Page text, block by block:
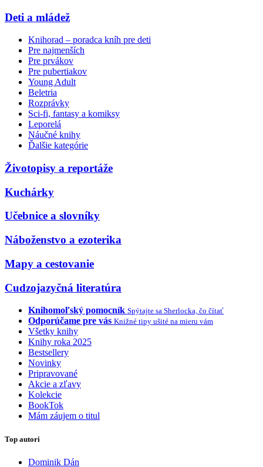
Deti a mládež
Knihorad – poradca kníh pre deti
Pre najmenších
Pre prvákov
Pre pubertiakov
Young Adult
Beletria
Rozprávky
Sci-fi, fantasy a komiksy
Leporelá
Náučné knihy
Ďalšie kategórie
Životopisy a reportáže
Kuchárky
Učebnice a slovníky
Náboženstvo a ezoterika
Mapy a cestovanie
Cudzojazyčná literatúra
Knihomoľský pomocník Spýtajte sa Sherlocka, čo čítať
Odporúčame pre vás Knižné tipy ušité na mieru vám
Všetky knihy
Knihy roka 2025
Bestsellery
Novinky
Pripravované
Akcie a zľavy
Kolekcie
BookTok
Mám záujem o titul
Top autori
Dominik Dán